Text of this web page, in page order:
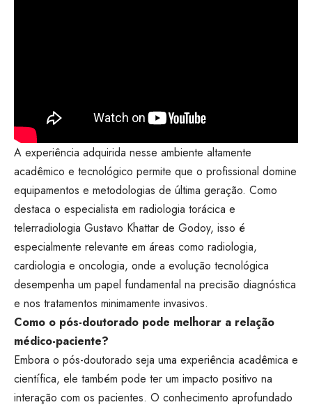
A experiência adquirida nesse ambiente altamente
acadêmico e tecnológico permite que o profissional domine
equipamentos e metodologias de última geração. Como
destaca o especialista em radiologia torácica e
telerradiologia Gustavo Khattar de Godoy, isso é
especialmente relevante em áreas como radiologia,
cardiologia e oncologia, onde a evolução tecnológica
desempenha um papel fundamental na precisão diagnóstica
e nos tratamentos minimamente invasivos.
Como o pós-doutorado pode melhorar a relação
médico-paciente?
Embora o pós-doutorado seja uma experiência acadêmica e
científica, ele também pode ter um impacto positivo na
interação com os pacientes. O conhecimento aprofundado